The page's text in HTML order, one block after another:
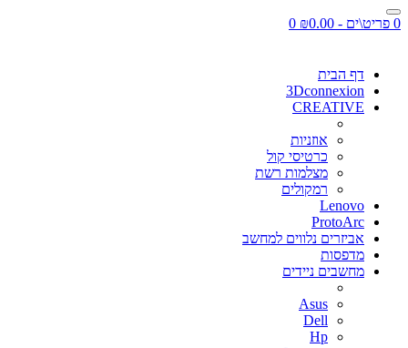
0 פריט\ים - ₪0.00 0
דף הבית
3Dconnexion
CREATIVE
אוזניות
כרטיסי קול
מצלמות רשת
רמקולים
Lenovo
ProtoArc
אביזרים נלווים למחשב
מדפסות
מחשבים ניידים
Asus
Dell
Hp